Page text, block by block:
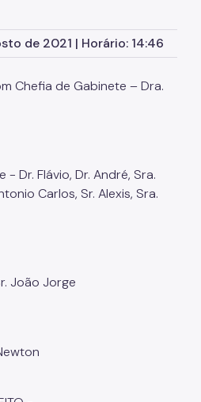
Desestatização e Parcerias
de Pessoas - CGP
e Finanças - CAF
de 2021 | Horário: 14:46
Chefia de Gabinete – Dra.
- Dr. Flávio, Dr. André, Sra.
Carlos, Sr. Alexis, Sra.
João Jorge